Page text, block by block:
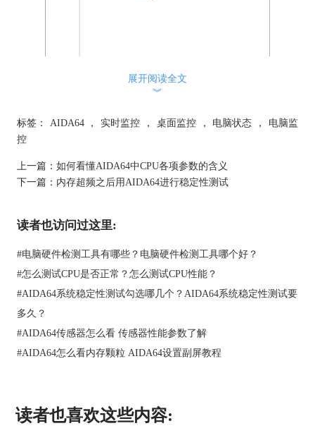
如图所示，我们成功进入了设置界面，我们点击左
侧菜单栏中的“OSD”将它展开，然后再点击“屏显
图片2：设置界面
里选择几个常用的就可以了。当然大家也可以根据
自己的需求来选择，比如有人经常在玩游戏的时候
展开阅读全文
︾
标签： AIDA64 ， 实时监控 ， 桌面监控 ， 电脑状态 ，
电脑监
控
上一篇： 如何看懂AIDA64中CPU各项参数的含义
下一篇： 内存超频之后用AIDA64进行稳定性测试
读者也访问过这里:
#电脑硬件检测工具有哪些？电脑硬件检测工具哪个好？
#怎么测试CPU是否正常？怎么测试CPU性能？
#AIDA64系统稳定性测试勾选哪几个？AIDA64系统稳定性测试要
多久？
#AIDA64传感器怎么看 传感器性能参数了解
#AIDA64怎么看内存颗粒 AIDA64设置副屏教程
读者也喜欢这些内容: